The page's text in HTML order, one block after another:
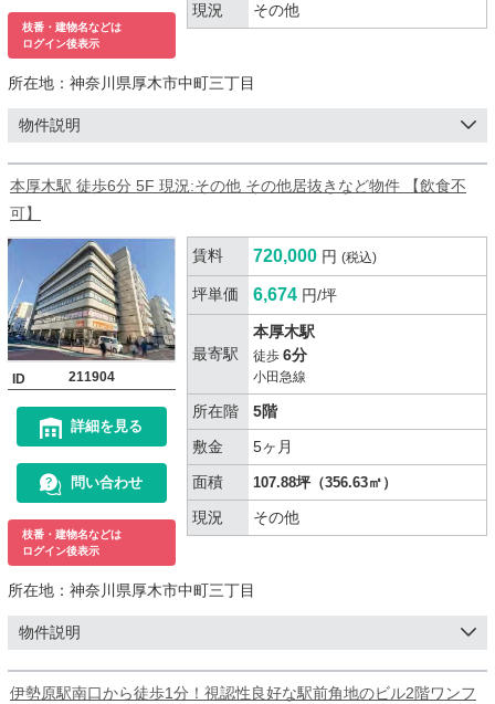
枝番・建物名などは
ログイン後表示
現況 その他
所在地： 神奈川県厚木市中町三丁目
物件説明
本厚木駅 徒歩6分 5F 現況:その他 その他居抜きなど物件 【飲食不
可】
ID 211904
詳細を見る
問い合わせ
枝番・建物名などは
ログイン後表示
賃料 720,000 円 (税込)
坪単価 6,674 円/坪
最寄駅
本厚木駅
徒歩 6分
小田急線
所在階
5階
敷金
5ヶ月
面積
107.88坪（356.63㎡）
現況 その他
所在地： 神奈川県厚木市中町三丁目
物件説明
伊勢原駅南口から徒歩1分！視認性良好な駅前角地のビル2階ワンフ